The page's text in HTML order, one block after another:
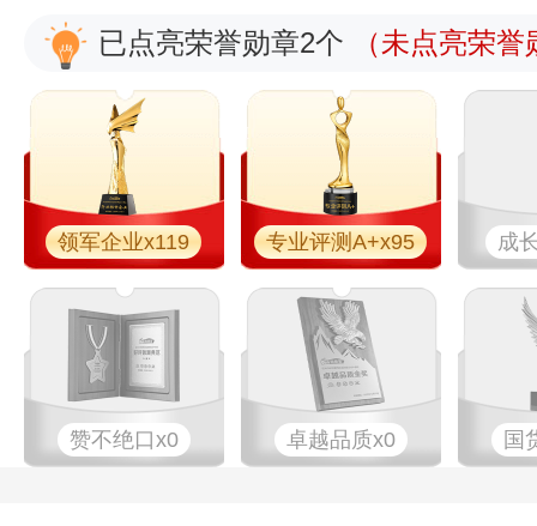
已点亮荣誉勋章2个
（未点亮荣
领军企业x119 专业评测A+x95 成
赞不绝口x0 卓越品质x0 国